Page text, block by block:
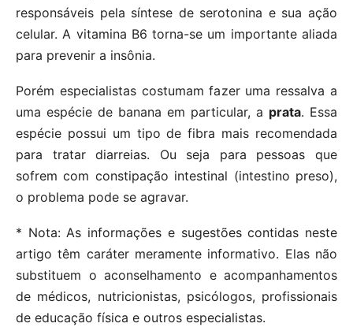
responsáveis pela síntese de serotonina e sua ação
celular. A vitamina B6 torna-se um importante aliada
para prevenir a insônia.
Porém especialistas costumam fazer uma ressalva a
uma espécie de banana em particular, a prata. Essa
espécie possui um tipo de fibra mais recomendada
para tratar diarreias. Ou seja para pessoas que
sofrem com constipação intestinal (intestino preso),
o problema pode se agravar.
* Nota: As informações e sugestões contidas neste
artigo têm caráter meramente informativo. Elas não
substituem o aconselhamento e acompanhamentos
de médicos, nutricionistas, psicólogos, profissionais
de educação física e outros especialistas.